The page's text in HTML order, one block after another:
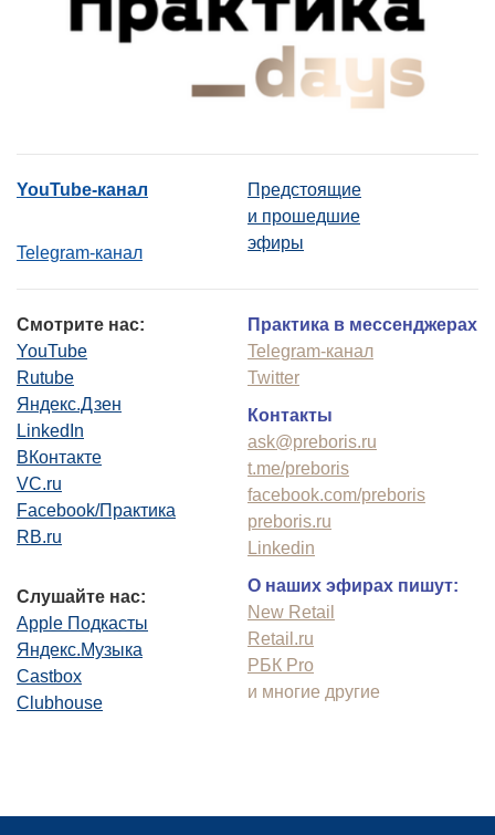
YouTube-канал
Telegram-канал
Предстоящие
и прошедшие
эфиры
Смотрите нас:
YouTube
Rutube
Яндекс.Дзен
LinkedIn
ВКонтакте
VC.ru
Facebook/Практика
RB.ru
Слушайте нас:
Apple Подкасты
Яндекс.Музыка
Castbox
Clubhouse
Практика в мессенджерах
Telegram-канал
Twitter
Контакты
ask@preboris.ru
t.me/preboris
facebook.com/preboris
preboris.ru
Linkedin
О наших эфирах пишут:
New Retail
Retail.ru
РБК Pro
и многие другие